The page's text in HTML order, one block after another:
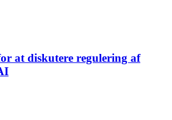
at diskutere regulering af